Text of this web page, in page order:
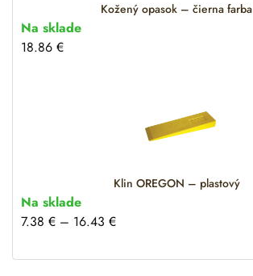
Kožený opasok – čierna farba
Na sklade
18.86 €
Klin OREGON – plastový
Na sklade
7.38 € – 16.43 €